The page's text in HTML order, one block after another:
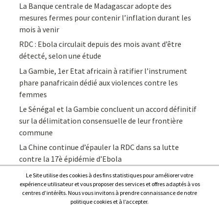
La Banque centrale de Madagascar adopte des
mesures fermes pour contenir l’inflation durant les
mois à venir
RDC : Ebola circulait depuis des mois avant d’être
détecté, selon une étude
La Gambie, 1er Etat africain à ratifier l’instrument
phare panafricain dédié aux violences contre les
femmes
Le Sénégal et la Gambie concluent un accord définitif
sur la délimitation consensuelle de leur frontière
commune
La Chine continue d’épauler la RDC dans sa lutte
contre la 17è épidémie d’Ebola
Le Site utilise des cookies à des fins statistiques pour améliorer votre
expérience utilisateur et vous proposer des services et offres adaptés à vos
centres d’intérêts. Nous vous invitons à prendre connaissance de notre
politique cookies et à l’accepter.